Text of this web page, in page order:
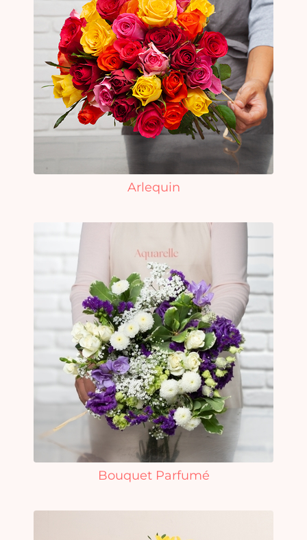
Arlequin
Bouquet Parfumé